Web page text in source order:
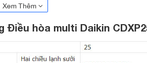
Xem Thêm
hòa multi Daikin